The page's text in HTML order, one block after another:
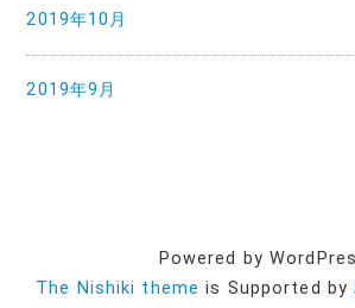
2019年10月
2019年9月
Powered by
The Nishiki theme is Supported by